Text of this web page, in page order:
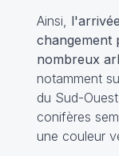
Ainsi,
changement
nombreux
notamment
du Sud-
conifères
une couleur